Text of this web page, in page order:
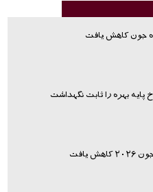
جون کاهش یافت
پایه بهره را ثابت نگهداشت
یافت